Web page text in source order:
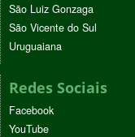
São Luiz Gonzaga
São Vicente do Sul
Uruguaiana
Redes Sociais
Facebook
YouTube